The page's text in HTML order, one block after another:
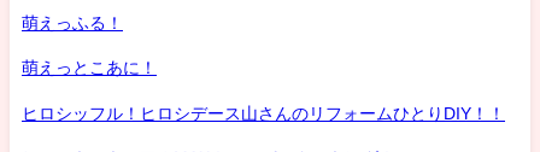
萌えっふる！
萌えっとこあに！
ヒロシッフル！ヒロシデース山さんのリフォームひとりDIY！！